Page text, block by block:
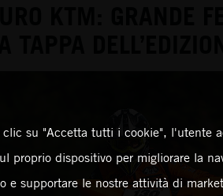
KTM: GRANDE
TAPPA
clic su "Accetta tutti i cookie", l'utente
proprio dispositivo per migliorare la
e supportare le nostre attività di